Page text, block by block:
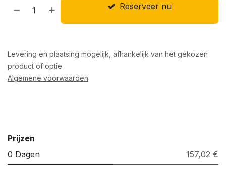
Reserveer nu
Levering en plaatsing mogelijk, afhankelijk van het gekozen
product of optie
Algemene voorwaarden
Prijzen
0 Dagen
157,02 €